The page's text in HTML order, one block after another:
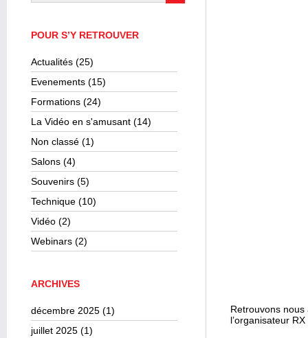
POUR S’Y RETROUVER
Actualités (25)
Evenements (15)
Formations (24)
La Vidéo en s'amusant (14)
Non classé (1)
Salons (4)
Souvenirs (5)
Technique (10)
Vidéo (2)
Webinars (2)
ARCHIVES
décembre 2025 (1)
juillet 2025 (1)
Retrouvons nous
l’organisateur